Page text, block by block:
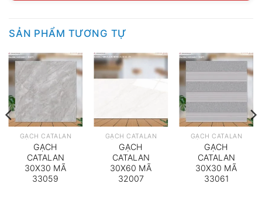
SẢN PHẨM TƯƠNG TỰ
GẠCH CATALAN
GẠCH
CATALAN
30X30 MÃ
33059
GẠCH CATALAN
GẠCH
CATALAN
30X60 MÃ
32007
GẠCH CATALAN
GẠCH
CATALAN
30X30 MÃ
33061